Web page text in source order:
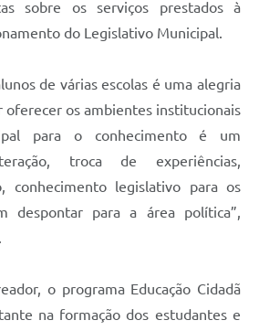
sobre os serviços prestados à
do Legislativo Municipal.
de várias escolas é uma alegria
oferecer os ambientes institucionais
para o conhecimento é um
troca de experiências,
conhecimento legislativo para os
despontar para a área política”,
o programa Educação Cidadã
na formação dos estudantes e